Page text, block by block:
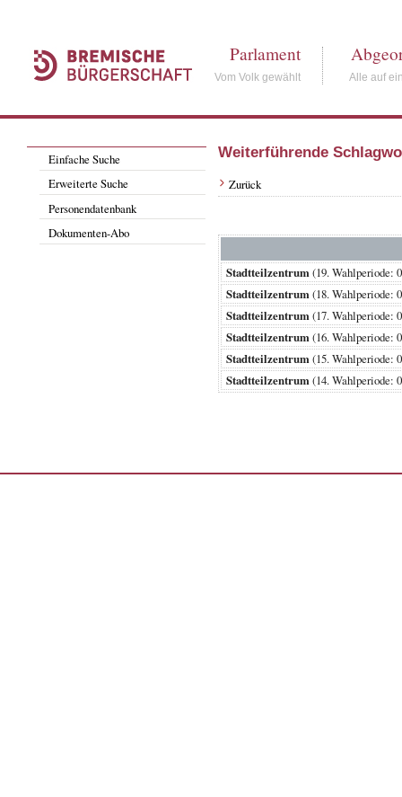
Parlament
Vom Volk gewählt Alle auf
Einfache Suche
Erweiterte Suche
Personendatenbank
Dokumenten-Abo
Weiterführende
Zurück
Stadtteilzentrum(19.
Stadtteilzentrum(18.
Stadtteilzentrum(17.
Stadtteilzentrum(16.
Stadtteilzentrum(15.
Stadtteilzentrum(14.